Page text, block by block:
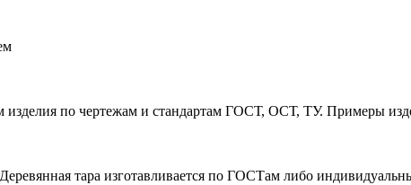
изделия по чертежам и стандартам ГОСТ, ОСТ, ТУ. Примеры
тара изготавливается по ГОСТам либо